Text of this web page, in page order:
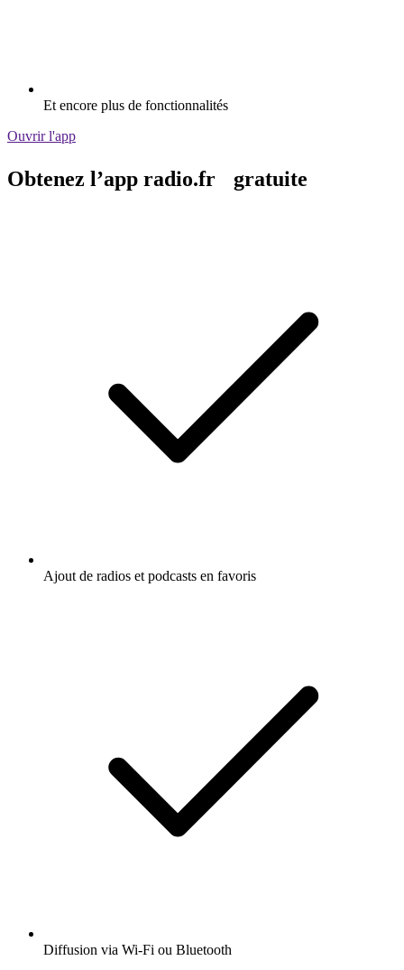
Et encore plus de fonctionnalités
Ouvrir l'app
Obtenez l’app radio.fr gratuite
Ajout de radios et podcasts en favoris
Diffusion via Wi-Fi ou Bluetooth